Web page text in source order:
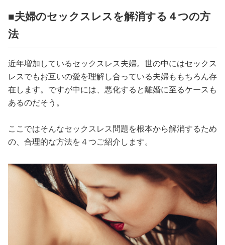
■夫婦のセックスレスを解消する４つの方
法
近年増加しているセックスレス夫婦。世の中にはセックス
レスでもお互いの愛を理解し合っている夫婦ももちろん存
在します。ですが中には、悪化すると離婚に至るケースも
あるのだそう。
ここではそんなセックスレス問題を根本から解消するため
の、合理的な方法を４つご紹介します。